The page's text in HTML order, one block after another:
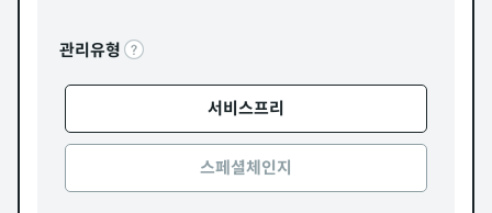
관리유형
서비스프리
스페셜체인지